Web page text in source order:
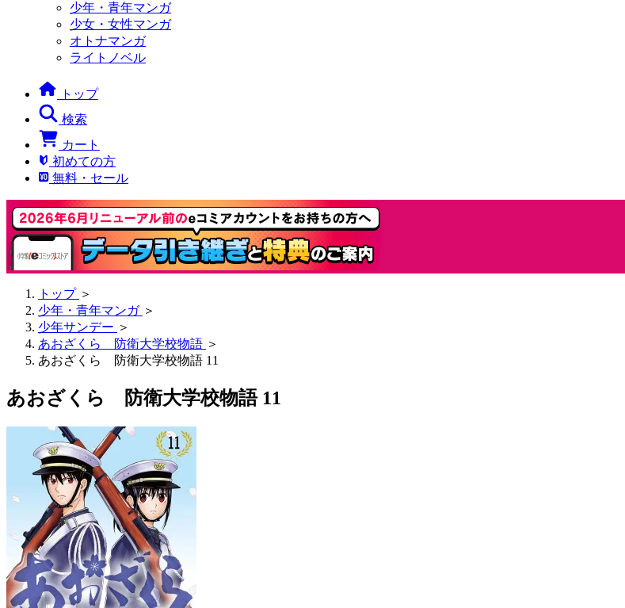
少年・青年マンガ
少女・女性マンガ
オトナマンガ
ライトノベル
トップ
検索
カート
初めての方
無料・セール
トップ ＞
少年・青年マンガ ＞
少年サンデー ＞
あおざくら 防衛大学校物語 ＞
あおざくら 防衛大学校物語 11
あおざくら 防衛大学校物語 11